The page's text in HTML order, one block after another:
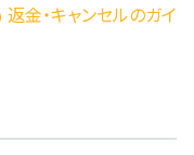
返金・キャンセルのガイ